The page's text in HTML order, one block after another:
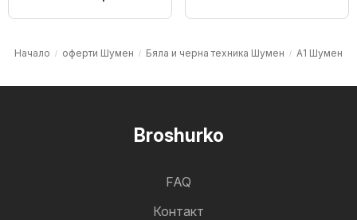
Начало оферти Шумен Бяла и черна техника Шумен A1 Шумен
Broshurko
FAQ
Контакт